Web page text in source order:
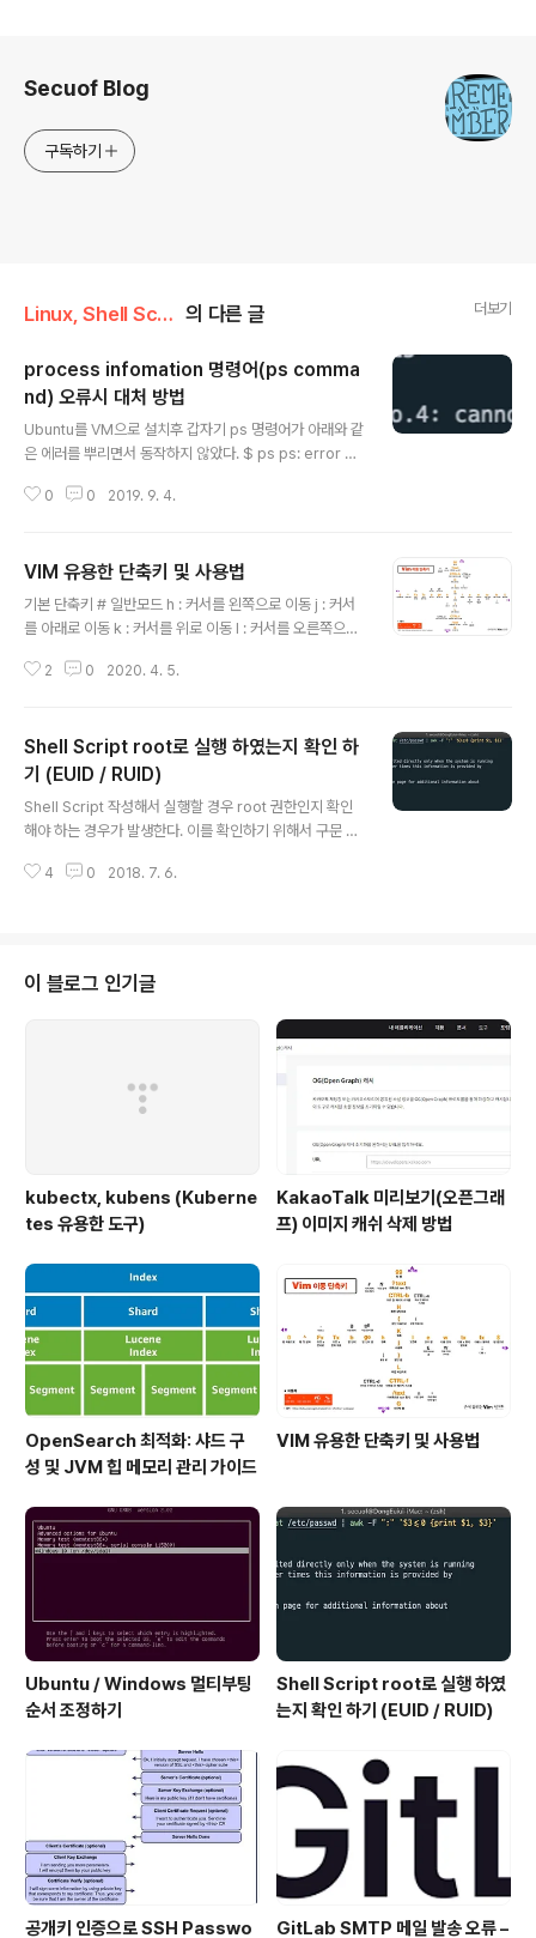
Secuof Blog
구독하기
Linux, Shell Script 의 다른 글 더보기
process infomation 명령어(ps comma
nd) 오류시 대처 방법
Ubuntu를 VM으로 설치후 갑자기 ps 명령어가 아래와 같
은 에러를 뿌리면서 동작하지 않았다. $ ps ps: error w
not open shared object file: No such file or dire
리에 속해 있는 library 파일이였다. https://packages.
ubuntu.com/xenial/i386/libprocps4/filelist 이 파
일이 왜 없어 졌는지는 정확하게 추적을 못하였지만 proc
0 0 2019. 9. 4.
VIM 유용한 단축키 및 사용법
기본 단축키 # 일반모드 h : 커서를 왼쪽으로 이동 j : 커서
를 아래로 이동 k : 커서를 위로 이동 l : 커서를 오른쪽으로
0 : 현재 라인 맨 앞으로 이동 ^ : 행 첫 글자로 이동 Ctrl +
한 페이지 스크롤 gg : 문서의 첫 행 이동 Shift + g : 문서
의 마지막 행 이동 # 입력모드 i : 커서 위치에서 삽입 a : 커
서 바로 뒤에서 삽입 o : 현재 커서 다음 라인 부터 삽입 p :
복사내용 삽입 x : 커서 위치의 문자 삭제 Shift + d : 현재
2 0 2020. 4. 5.
Shell Script root로 실행 하였는지 확인 하
기 (EUID / RUID)
Shell Script 작성해서 실행할 경우 root 권한인지 확인
해야 하는 경우가 발생한다. 이를 확인하기 위해서 구문 맨
인 하면 된다. 그러기 위해서는 EUID에 대해서 먼저 알아
하고 있는지를 나타내는 값이다. shell script 파일을 실행
하게 되면 Bash Shell은 항상 순차적으로 실행된다. 따라
서 스크립트 맨 위에서 if 구문으로 root가 맞는지 확인 하
면 된다. 참고로 Root의 EUID 값은 “0”이다. /etc..
4 0 2018. 7. 6.
이 블로그 인기글
kubectx, kubens (Kuberne
tes 유용한 도구)
KakaoTalk 미리보기(오픈그래
프) 이미지 캐쉬 삭제 방법
OpenSearch 최적화: 샤드 구
성 및 JVM 힙 메모리 관리 가이드
VIM 유용한 단축키 및 사용법
Ubuntu / Windows 멀티부팅
순서 조정하기
Shell Script root로 실행 하였
는지 확인 하기 (EUID / RUID)
공개키 인증으로 SSH Passwo GitLab SMTP 메일 발송 오류 –